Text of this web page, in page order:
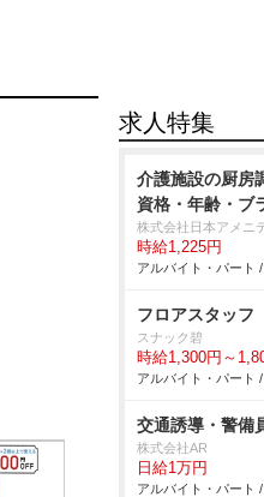
求人特集
介護施設の厨房
資格・年齢・ブ
株式会社日本アメニ
時給1,225円
アルバイト・パート
フロアスタッフ
スナック碧
時給1,300円～
アルバイト・パート
交通誘導・警備
株式会社AR
日給1万円
アルバイト・パート